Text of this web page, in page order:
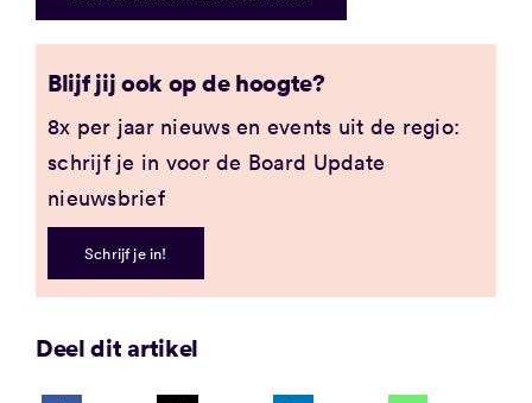
Blijf jij ook op de hoogte?
8x per jaar nieuws en events uit de regio:
schrijf je in voor de Board Update
nieuwsbrief
Schrijf je in!
Deel dit artikel